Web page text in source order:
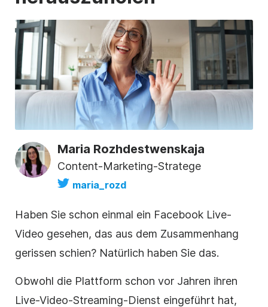
Maria Rozhdestwenskaja
Content-Marketing-Stratege
maria_rozd
Haben Sie schon einmal ein Facebook Live-
Video gesehen, das aus dem Zusammenhang
gerissen schien? Natürlich haben Sie das.
Obwohl die Plattform schon vor Jahren ihren
Live-Video-Streaming-Dienst eingeführt hat,